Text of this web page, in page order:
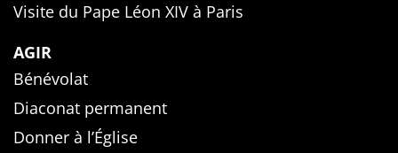
Visite du Pape Léon XIV à Paris
AGIR
Bénévolat
Diaconat permanent
Donner à l’Église